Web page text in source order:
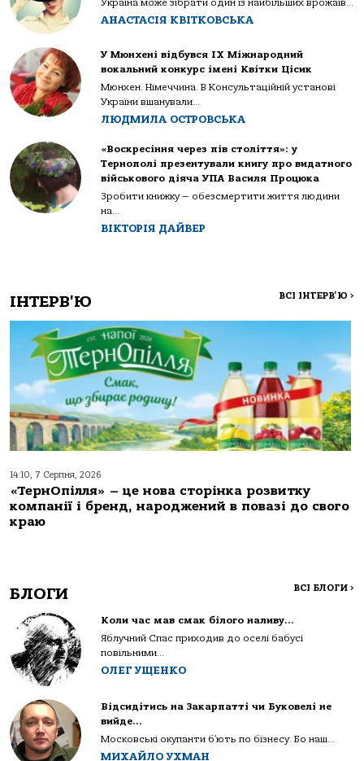
АНАСТАСІЯ КВІТКОВСЬКА
У Мюнхені відбувся IX Міжнародний
вокальний конкурс імені Квітки Цісик
Мюнхен. Німеччина. В Консультаційній установі
України вшанували...
ЛЮДМИЛА ОСТРОВСЬКА
«Воскресіння через пів століття»: у
Тернополі презентували книгу про видатного
військового діяча УПА Василя Процюка
Зробити книжку — обезсмертити життя людини
на...
ВІКТОРІЯ ДАЙВЕР
ІНТЕРВ'Ю ВСІ ІНТЕРВ'Ю >
14:10, 7 Серпня, 2026
«ТернОпілля» – це нова сторінка розвитку
компанії і бренд, народжений в повазі до свого
краю
БЛОГИ ВСІ БЛОГИ >
Коли час мав смак білого наливу…
Яблучний Спас приходив до оселі бабусі
повільними...
ОЛЕГ УЩЕНКО
Відсидітись на Закарпатті чи Буковелі не
вийде…
Московські окупанти б’ють по бізнесу. Бо наш...
МИХАЙЛО УХМАН